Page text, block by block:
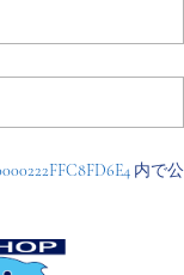
内で公